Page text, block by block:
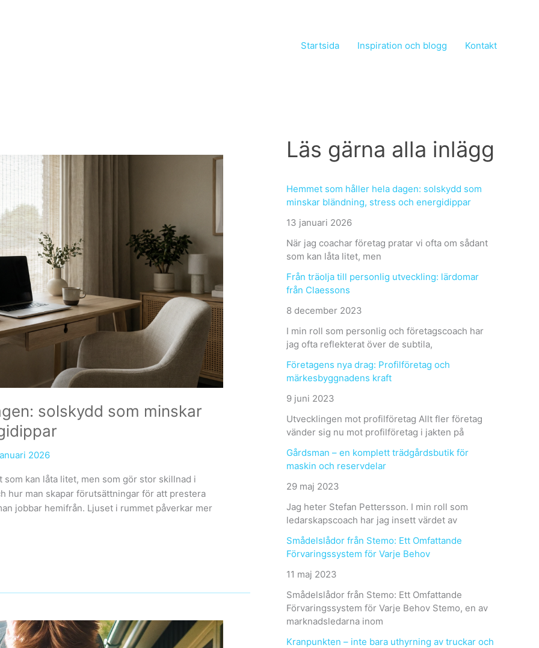
Startsida
Inspiration och blogg Kontakt
solskydd som minskar
2026
kan låta litet, men som gör stor skillnad i
hur man skapar förutsättningar för att prestera
jobbar hemifrån. Ljuset i rummet påverkar mer
Läs gärna alla inlägg
Hemmet som håller hela dagen: solskydd som
minskar bländning, stress och energidippar
13 januari 2026
När jag coachar företag pratar vi ofta om sådant
som kan låta litet, men
Från träolja till personlig utveckling: lärdomar
från Claessons
8 december 2023
I min roll som personlig och företagscoach har
jag ofta reflekterat över de subtila,
Företagens nya drag: Profilföretag och
märkesbyggnadens kraft
9 juni 2023
Utvecklingen mot profilföretag Allt fler företag
vänder sig nu mot profilföretag i jakten på
Gårdsman – en komplett trädgårdsbutik för
maskin och reservdelar
29 maj 2023
Jag heter Stefan Pettersson. I min roll som
ledarskapscoach har jag insett värdet av
Smådelslådor från Stemo: Ett Omfattande
Förvaringssystem för Varje Behov
11 maj 2023
Smådelslådor från Stemo: Ett Omfattande
Förvaringssystem för Varje Behov Stemo, en av
marknadsledarna inom
Kranpunkten – inte bara uthyrning av truckar och